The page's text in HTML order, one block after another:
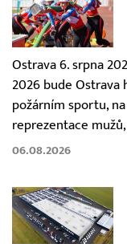
Ostrava 6. srpna
2026 bude Ostrava
požárním sportu,
reprezentace mužů,
06.08.2026